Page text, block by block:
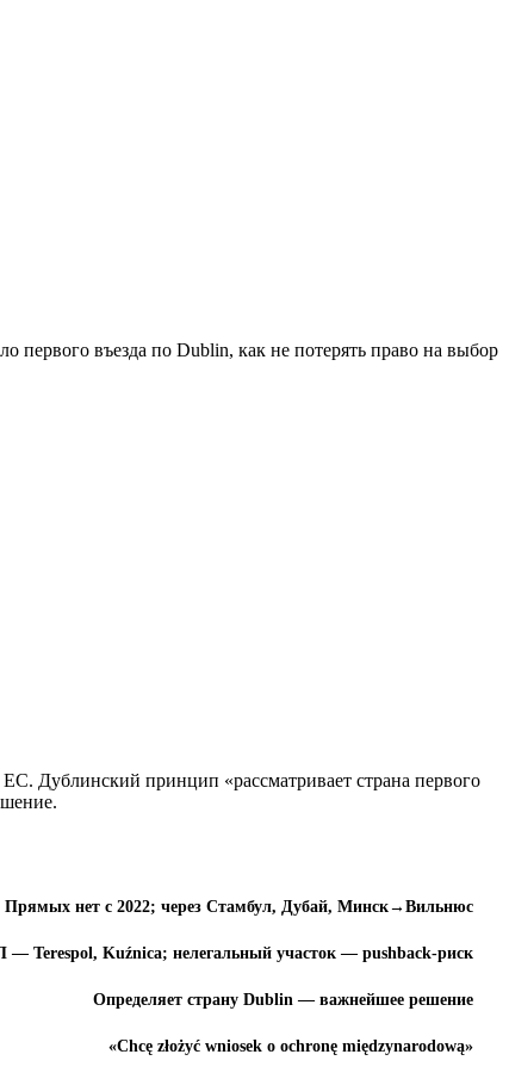
первого въезда по Dublin, как не потерять право на выбор
Дублинский принцип «рассматривает страна первого
Прямых нет с 2022; через Стамбул, Дубай, Минск→Вильнюс
Terespol, Kuźnica; нелегальный участок — pushback-риск
Определяет страну Dublin — важнейшее решение
«Chcę złożyć wniosek o ochronę międzynarodową»